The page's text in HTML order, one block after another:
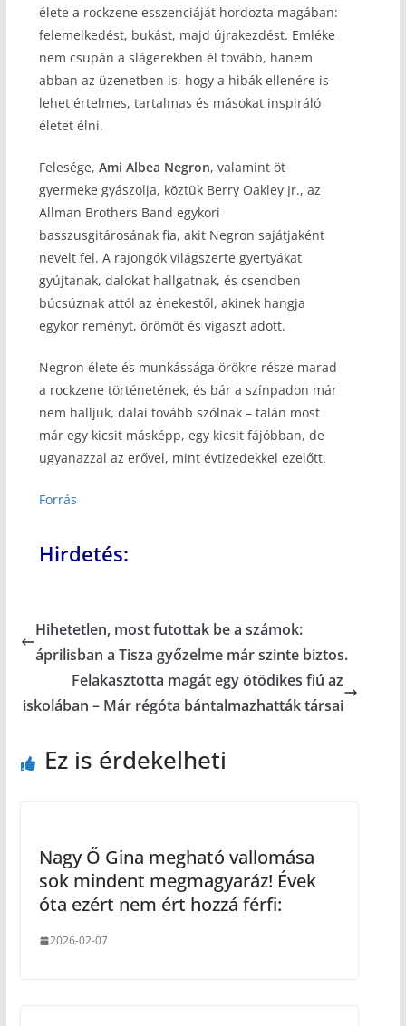
élete a rockzene esszenciáját hordozta magában:
felemelkedést, bukást, majd újrakezdést. Emléke
nem csupán a slágerekben él tovább, hanem
abban az üzenetben is, hogy a hibák ellenére is
lehet értelmes, tartalmas és másokat inspiráló
életet élni.
Felesége, Ami Albea Negron, valamint öt
gyermeke gyászolja, köztük Berry Oakley Jr., az
Allman Brothers Band egykori
basszusgitárosának fia, akit Negron sajátjaként
nevelt fel. A rajongók világszerte gyertyákat
gyújtanak, dalokat hallgatnak, és csendben
búcsúznak attól az énekestől, akinek hangja
egykor reményt, örömöt és vigaszt adott.
Negron élete és munkássága örökre része marad
a rockzene történetének, és bár a színpadon már
nem halljuk, dalai tovább szólnak – talán most
már egy kicsit másképp, egy kicsit fájóbban, de
ugyanazzal az erővel, mint évtizedekkel ezelőtt.
Forrás
Hirdetés:
Hihetetlen, most futottak be a számok:
áprilisban a Tisza győzelme már szinte biztos.
Felakasztotta magát egy ötödikes fiú az
iskolában – Már régóta bántalmazhatták társai
Ez is érdekelheti
Nagy Ő Gina megható vallomása
sok mindent megmagyaráz! Évek
óta ezért nem ért hozzá férfi:
2026-02-07